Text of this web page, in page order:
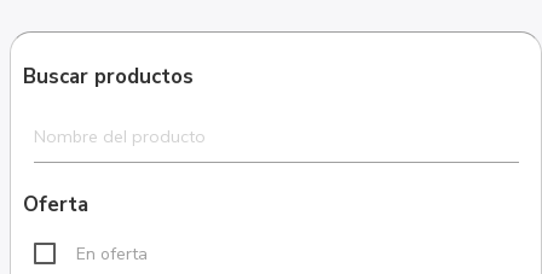
Buscar productos
Oferta
En oferta